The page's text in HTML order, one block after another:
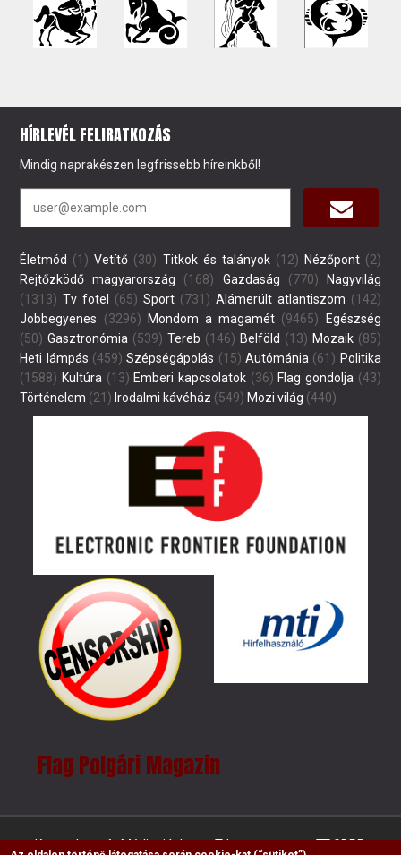
HÍRLEVÉL FELIRATKOZÁS
Mindig naprakészen legfrissebb híreinkből!
Életmód (1) Vetítő (30) Titkok és talányok(12) Nézőpont(2)
Rejtőzködő magyarország (168) Gazdaság (770)
Nagyvilág
(1313) Tv fotel (65) Sport (731) Alámerült atlantiszom (142)
Jobbegyenes (3296) Mondom a magamét (9465)
Egészség
(50) Gasztronómia (539) Tereb (146) Belföld (13) Mozaik(85)
Heti lámpás (459) Szépségápolás (15) Autómánia(61) Politika
(1588) Kultúra (13) Emberi kapcsolatok (36) Flag gondolja (43)
Történelem (21) Irodalmi kávéház (549) Mozi világ (440)
Flag Polgári Magazin
Kapcsolat Médiaajánlat Impresszum GDPR